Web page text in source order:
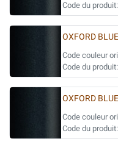
Code du produit:
OXFORD
Code couleur
Code du produit:
OXFORD
Code couleur
Code du produit: